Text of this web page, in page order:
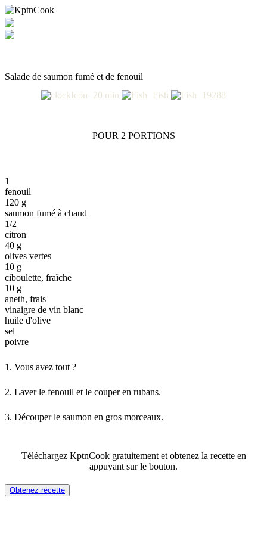
Salade de saumon fumé et de fenouil
20 min
Fish 19288
POUR 2 PORTIONS
1
fenouil
120 g
saumon fumé à chaud
1/2
citron
40 g
olives vertes
10 g
ciboulette, fraîche
10 g
aneth, frais
vinaigre de vin blanc
huile d'olive
sel
poivre
1. Vous avez tout ?
2. Laver le fenouil et le couper en rubans.
3. Découper le saumon en gros morceaux.
Téléchargez KptnCook gratuitement et obtenez la recette en
appuyant sur le bouton.
Obtenez recette